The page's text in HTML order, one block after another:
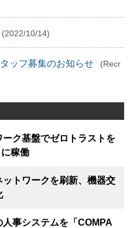
(2022/10/14)
ッフ募集のお知らせ
(Recr
ク基盤でゼロトラストを
稼働
トワークを刷新、機器交
事システムを「COMPA